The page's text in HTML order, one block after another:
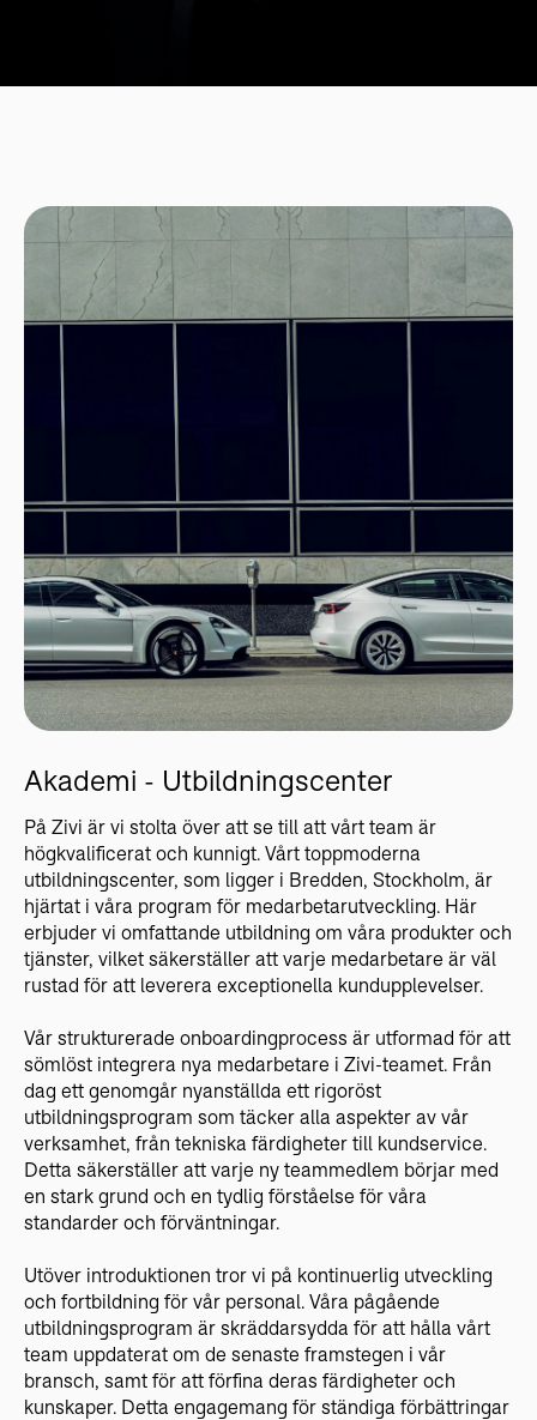
Akademi - Utbildningscenter
På Zivi är vi stolta över att se till att vårt team är
högkvalificerat och kunnigt. Vårt toppmoderna
utbildningscenter, som ligger i Bredden, Stockholm, är
hjärtat i våra program för medarbetarutveckling. Här
erbjuder vi omfattande utbildning om våra produkter och
tjänster, vilket säkerställer att varje medarbetare är väl
rustad för att leverera exceptionella kundupplevelser.
Vår strukturerade onboardingprocess är utformad för att
sömlöst integrera nya medarbetare i Zivi-teamet. Från
dag ett genomgår nyanställda ett rigoröst
utbildningsprogram som täcker alla aspekter av vår
verksamhet, från tekniska färdigheter till kundservice.
Detta säkerställer att varje ny teammedlem börjar med
en stark grund och en tydlig förståelse för våra
standarder och förväntningar.
Utöver introduktionen tror vi på kontinuerlig utveckling
och fortbildning för vår personal. Våra pågående
utbildningsprogram är skräddarsydda för att hålla vårt
team uppdaterat om de senaste framstegen i vår
bransch, samt för att förfina deras färdigheter och
kunskaper. Detta engagemang för ständiga förbättringar